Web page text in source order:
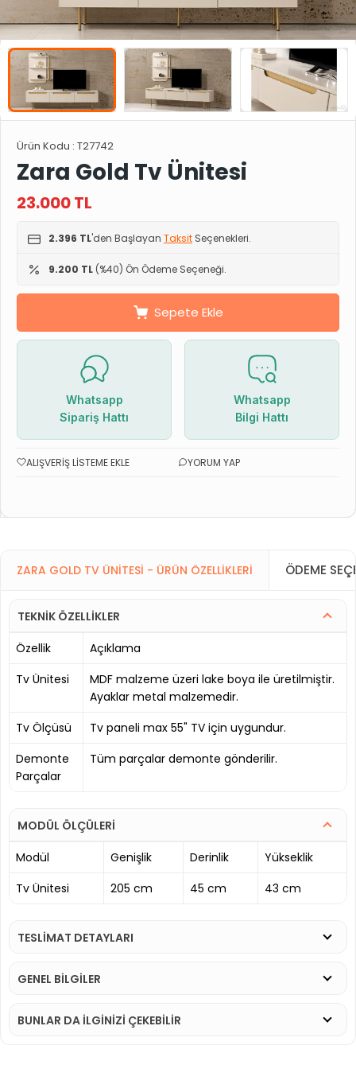
Ürün Kodu : T27742
Zara Gold Tv Ünitesi
23.000TL
2.396 TL'den Başlayan Taksit Seçenekleri.
9.200 TL (%40) Ön Ödeme Seçeneği.
Sepete Ekle
Whatsapp
Sipariş Hattı
Whatsapp
Bilgi Hattı
ALIŞVERIŞ LISTEME EKLE YORUM YAP
ZARA GOLD TV ÜNITESI - ÜRÜN ÖZELLIKLERI ÖDEME
TEKNİK ÖZELLİKLER
Özellik
Açıklama
Tv Ünitesi
MDF malzeme üzeri lake boya ile üretilmiştir.
Ayaklar metal malzemedir.
Tv Ölçüsü
Tv paneli max 55" TV için uygundur.
Demonte
Parçalar
Tüm parçalar demonte gönderilir.
MODÜL ÖLÇÜLERİ
Modül
Genişlik Derinlik
Yükseklik
Tv Ünitesi
205 cm 45 cm 43 cm
TESLİMAT DETAYLARI
GENEL BİLGİLER
BUNLAR DA İLGINIZI ÇEKEBILIR